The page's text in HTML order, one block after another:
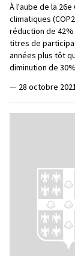
À l'aube de la
climatiques
réduction de
titres de
années plus tôt
diminution de
— 28 octobre